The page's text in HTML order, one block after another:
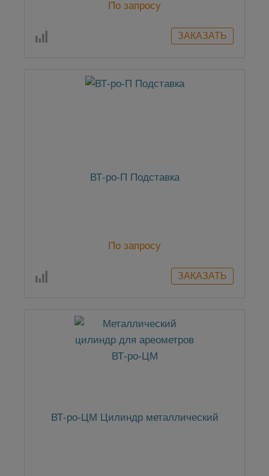
По запросу
ВТ-ро-П Подставка
По запросу
ВТ-ро-ЦМ Цилиндр металлический